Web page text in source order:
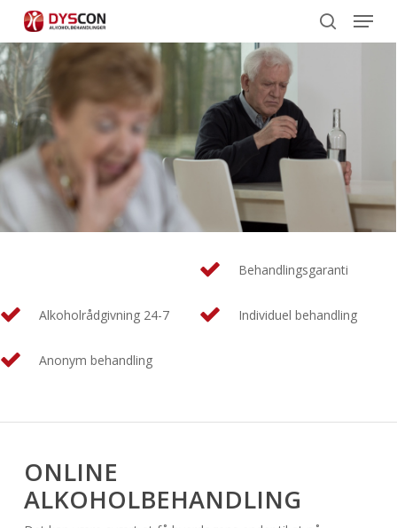
main
content
search
Menu
Behandlingsgaranti
Alkoholrådgivning 24-7 Individuel behandling
Anonym behandling
ONLINE
ALKOHOLBEHANDLING